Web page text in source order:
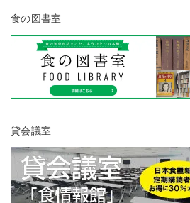
食の図書室
貸会議室